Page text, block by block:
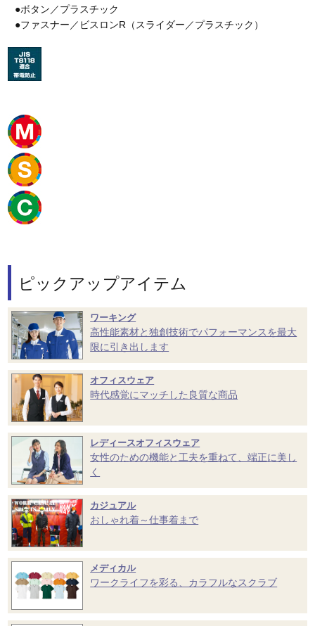
●ボタン／プラスチック
●ファスナー／ビスロンR（スライダー／プラスチック）
ピックアップアイテム
ワーキング
高性能素材と独創技術でパフォーマンスを最大
限に引き出します
オフィスウェア
時代感覚にマッチした良質な商品
レディースオフィスウェア
女性のための機能と工夫を重ねて、端正に美し
く
カジュアル
おしゃれ着～仕事着まで
メディカル
ワークライフを彩る、カラフルなスクラブ